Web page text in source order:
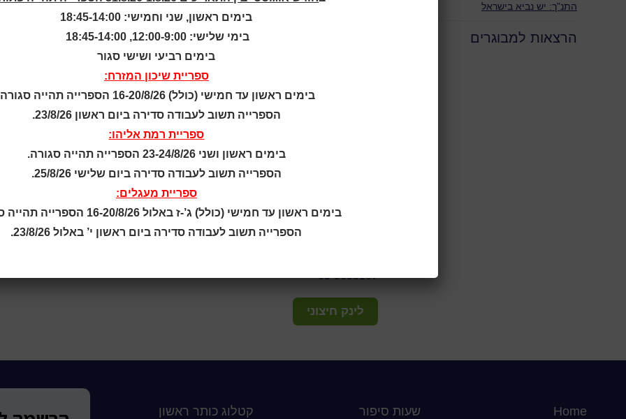
התנ”ך: יש נביא בישראל
הרצאות למבוגרים
סדרה מרתקת ועכשווית המאירה את עולמו של התנ"ך, ערש התרבות, מזווית
חוקר, עורך ומגיש. בעל תואר שני בחוג למקרא והיסטוריה
מיועד לאזרחים ותיקים ולכלל הקהילה.
מספר המקומות מוגבל | הזכות לשינויים שמורה.
ללא עלות אך מותנה בהרשמה מראש
03-9688107
לינק חיצוני
Home
שעות סיפור
קטלוג כותר ראשון
בימים ראשון, שני וחמישי: 18:45-14:00
בימי שלישי: 12:00-9:00, 18:45-14:00
בימים רביעי ושישי סגור
ספריית שיכון המזרח:
בימים ראשון עד חמישי (כולל) 16-20/8/26 הספרייה תהייה סגורה.
הספרייה תשוב לעבודה סדירה ביום ראשון 23/8/26.
ספריית רמת אליהו:
בימים ראשון ושני 23-24/8/26 הספרייה תהייה סגורה.
הספרייה תשוב לעבודה סדירה ביום שלישי 25/8/26.
ספריית מעגלים:
בימים ראשון עד חמישי (כולל) ג’-ז באלול 16-20/8/26 הספרייה תהייה סגורה.
הספרייה תשוב לעבודה סדירה ביום ראשון י’ באלול 23/8/26.